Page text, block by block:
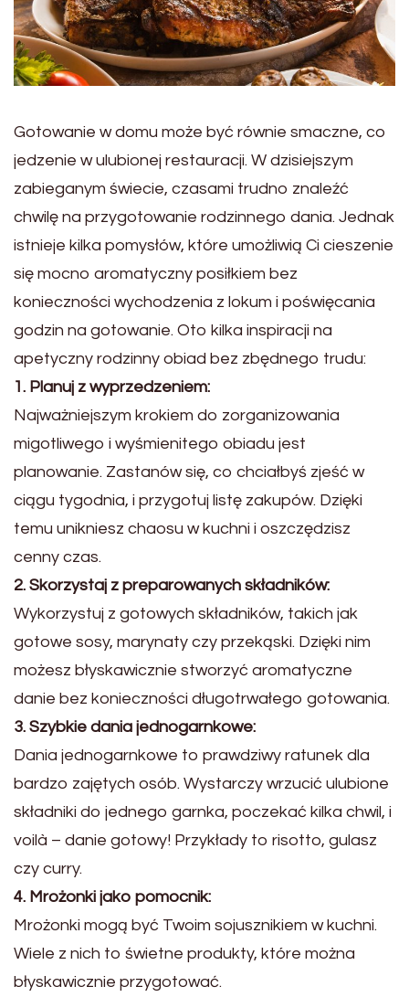
Gotowanie w domu może być równie smaczne, co
jedzenie w ulubionej restauracji. W dzisiejszym
zabieganym świecie, czasami trudno znaleźć
chwilę na przygotowanie rodzinnego dania. Jednak
istnieje kilka pomysłów, które umożliwią Ci cieszenie
się mocno aromatyczny posiłkiem bez
konieczności wychodzenia z lokum i poświęcania
godzin na gotowanie. Oto kilka inspiracji na
apetyczny rodzinny obiad bez zbędnego trudu:
1. Planuj z wyprzedzeniem:
Najważniejszym krokiem do zorganizowania
migotliwego i wyśmienitego obiadu jest
planowanie. Zastanów się, co chciałbyś zjeść w
ciągu tygodnia, i przygotuj listę zakupów. Dzięki
temu unikniesz chaosu w kuchni i oszczędzisz
cenny czas.
2. Skorzystaj z preparowanych składników:
Wykorzystuj z gotowych składników, takich jak
gotowe sosy, marynaty czy przekąski. Dzięki nim
możesz błyskawicznie stworzyć aromatyczne
danie bez konieczności długotrwałego gotowania.
3. Szybkie dania jednogarnkowe:
Dania jednogarnkowe to prawdziwy ratunek dla
bardzo zajętych osób. Wystarczy wrzucić ulubione
składniki do jednego garnka, poczekać kilka chwil, i
voilà – danie gotowy! Przykłady to risotto, gulasz
czy curry.
4. Mrożonki jako pomocnik:
Mrożonki mogą być Twoim sojusznikiem w kuchni.
Wiele z nich to świetne produkty, które można
błyskawicznie przygotować.